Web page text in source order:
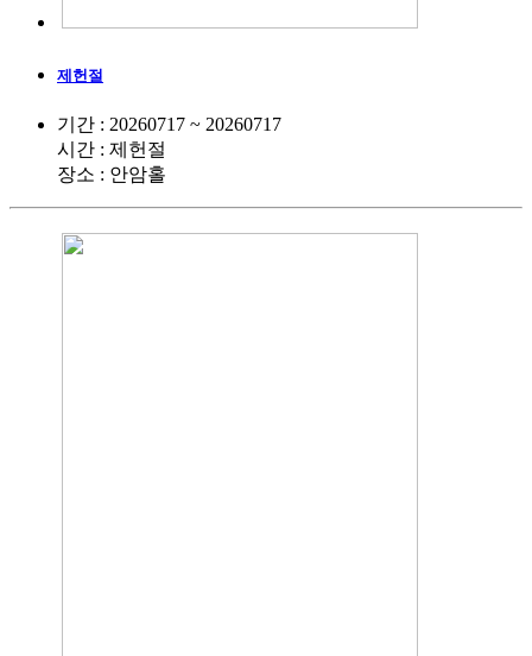
제헌절
기간 : 20260717 ~ 20260717
시간 : 제헌절
장소 : 안암홀